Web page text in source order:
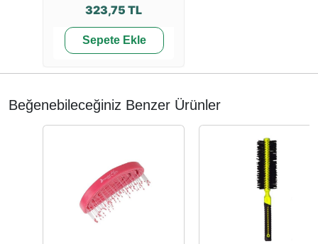
323,75 TL
Sepete Ekle
Beğenebileceğiniz Benzer Ürünler